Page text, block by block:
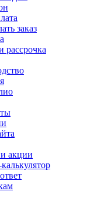
заказ
рассрочка
акции